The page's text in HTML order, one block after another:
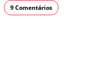
9 Comentários